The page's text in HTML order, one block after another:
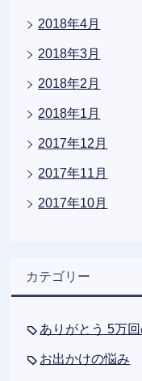
2018年4月
2018年3月
2018年2月
2018年1月
2017年12月
2017年11月
2017年10月
カテゴリー
ありがとう 5万
お出かけの悩み